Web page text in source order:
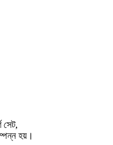
সেট,
হয়।